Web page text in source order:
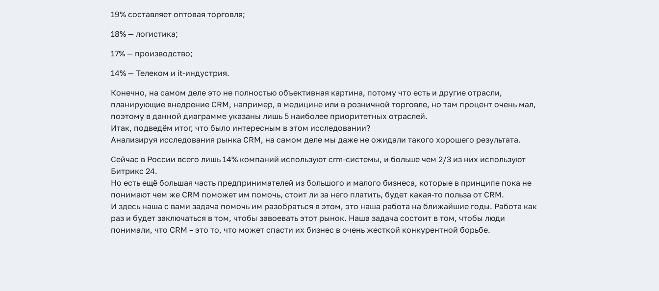
19% составляет оптовая торговля;
18% — логистика;
17% — производство;
14% — Телеком и it-индустрия.
Конечно, на самом деле это не полностью объективная картина, потому что есть и другие отрасли,
планирующие внедрение CRM, например, в медицине или в розничной торговле, но там процент очень мал,
поэтому в данной диаграмме указаны лишь 5 наиболее приоритетных отраслей.
Итак, подведём итог, что было интересным в этом исследовании?
Анализируя исследования рынка CRM, на самом деле мы даже не ожидали такого хорошего результата.
Сейчас в России всего лишь 14% компаний используют crm-системы, и больше чем 2/3 из них используют
Битрикс 24.
Но есть ещё большая часть предпринимателей из большого и малого бизнеса, которые в принципе пока не
понимают чем же CRM поможет им помочь, стоит ли за него платить, будет какая-то польза от CRM.
И здесь наша с вами задача помочь им разобраться в этом, это наша работа на ближайшие годы. Работа как
раз и будет заключаться в том, чтобы завоевать этот рынок. Наша задача состоит в том, чтобы люди
понимали, что CRM – это то, что может спасти их бизнес в очень жесткой конкурентной борьбе.